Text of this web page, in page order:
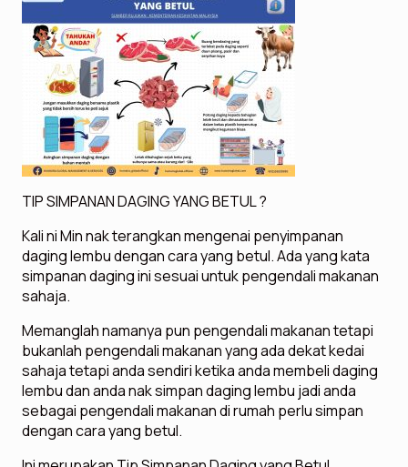
TIP SIMPANAN DAGING YANG BETUL ?
Kali ni Min nak terangkan mengenai penyimpanan
daging lembu dengan cara yang betul. Ada yang kata
simpanan daging ini sesuai untuk pengendali makanan
sahaja.
Memanglah namanya pun pengendali makanan tetapi
bukanlah pengendali makanan yang ada dekat kedai
sahaja tetapi anda sendiri ketika anda membeli daging
lembu dan anda nak simpan daging lembu jadi anda
sebagai pengendali makanan di rumah perlu simpan
dengan cara yang betul.